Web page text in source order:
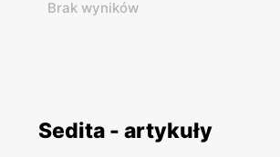
Brak wyników
Sedita - artykuły